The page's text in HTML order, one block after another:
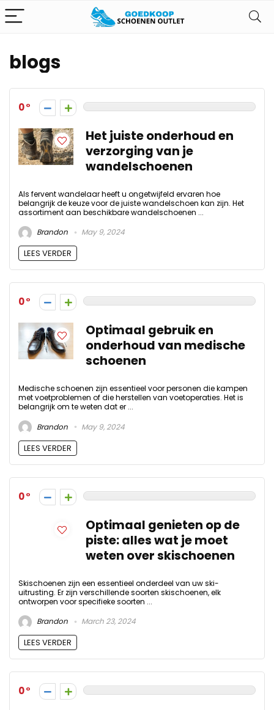
blogs
0
Het juiste onderhoud en
verzorging van je
wandelschoenen
Als fervent wandelaar heeft u ongetwijfeld ervaren hoe
belangrijk de keuze voor de juiste wandelschoen kan zijn. Het
assortiment aan beschikbare wandelschoenen ...
Brandon
May 9, 2024
LEES VERDER
0
Optimaal gebruik en
onderhoud van medische
schoenen
Medische schoenen zijn essentieel voor personen die kampen
met voetproblemen of die herstellen van voetoperaties. Het is
belangrijk om te weten dat er ...
Brandon
May 9, 2024
LEES VERDER
0
Optimaal genieten op de
piste: alles wat je moet
weten over skischoenen
Skischoenen zijn een essentieel onderdeel van uw ski-
uitrusting. Er zijn verschillende soorten skischoenen, elk
ontworpen voor specifieke soorten ...
Brandon
March 23, 2024
LEES VERDER
0